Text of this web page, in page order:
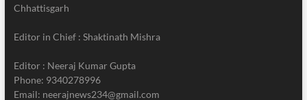
Chhattisgarh
Editor in Chief : Shaktinath Mishra
Editor : Neeraj Kumar Gupta
Phone: 9340278996
Email: neerajnews234@gmail.com